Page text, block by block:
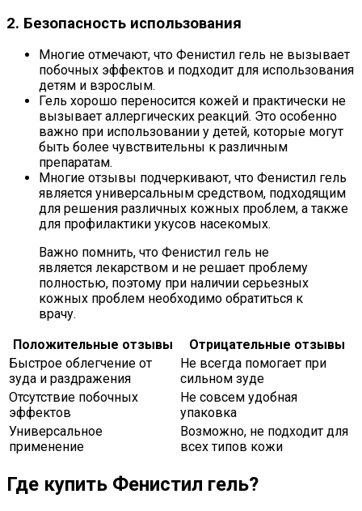
2. Безопасность использования
Многие отмечают, что Фенистил гель не вызывает
побочных эффектов и подходит для использования
детям и взрослым.
Гель хорошо переносится кожей и практически не
вызывает аллергических реакций. Это особенно
важно при использовании у детей, которые могут
быть более чувствительны к различным
препаратам.
Многие отзывы подчеркивают, что Фенистил гель
является универсальным средством, подходящим
для решения различных кожных проблем, а также
для профилактики укусов насекомых.
Важно помнить, что Фенистил гель не
является лекарством и не решает проблему
полностью, поэтому при наличии серьезных
кожных проблем необходимо обратиться к
врачу.
Положительные отзывы
Отрицательные отзывы
Быстрое облегчение от
зуда и раздражения
Не всегда помогает при
сильном зуде
Отсутствие побочных
эффектов
Не совсем удобная
упаковка
Универсальное
применение
Возможно, не подходит для
всех типов кожи
Где купить Фенистил гель?